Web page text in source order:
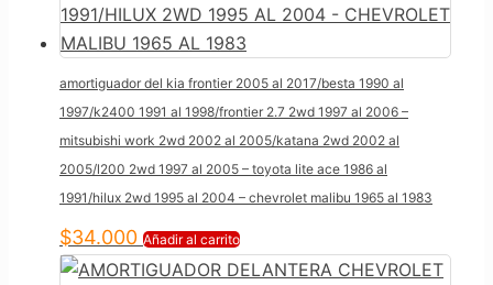
amortiguador del kia frontier 2005 al 2017/besta 1990 al
1997/k2400 1991 al 1998/frontier 2.7 2wd 1997 al 2006 –
mitsubishi work 2wd 2002 al 2005/katana 2wd 2002 al
2005/l200 2wd 1997 al 2005 – toyota lite ace 1986 al
1991/hilux 2wd 1995 al 2004 – chevrolet malibu 1965 al 1983
$34.000 Añadir al carrito